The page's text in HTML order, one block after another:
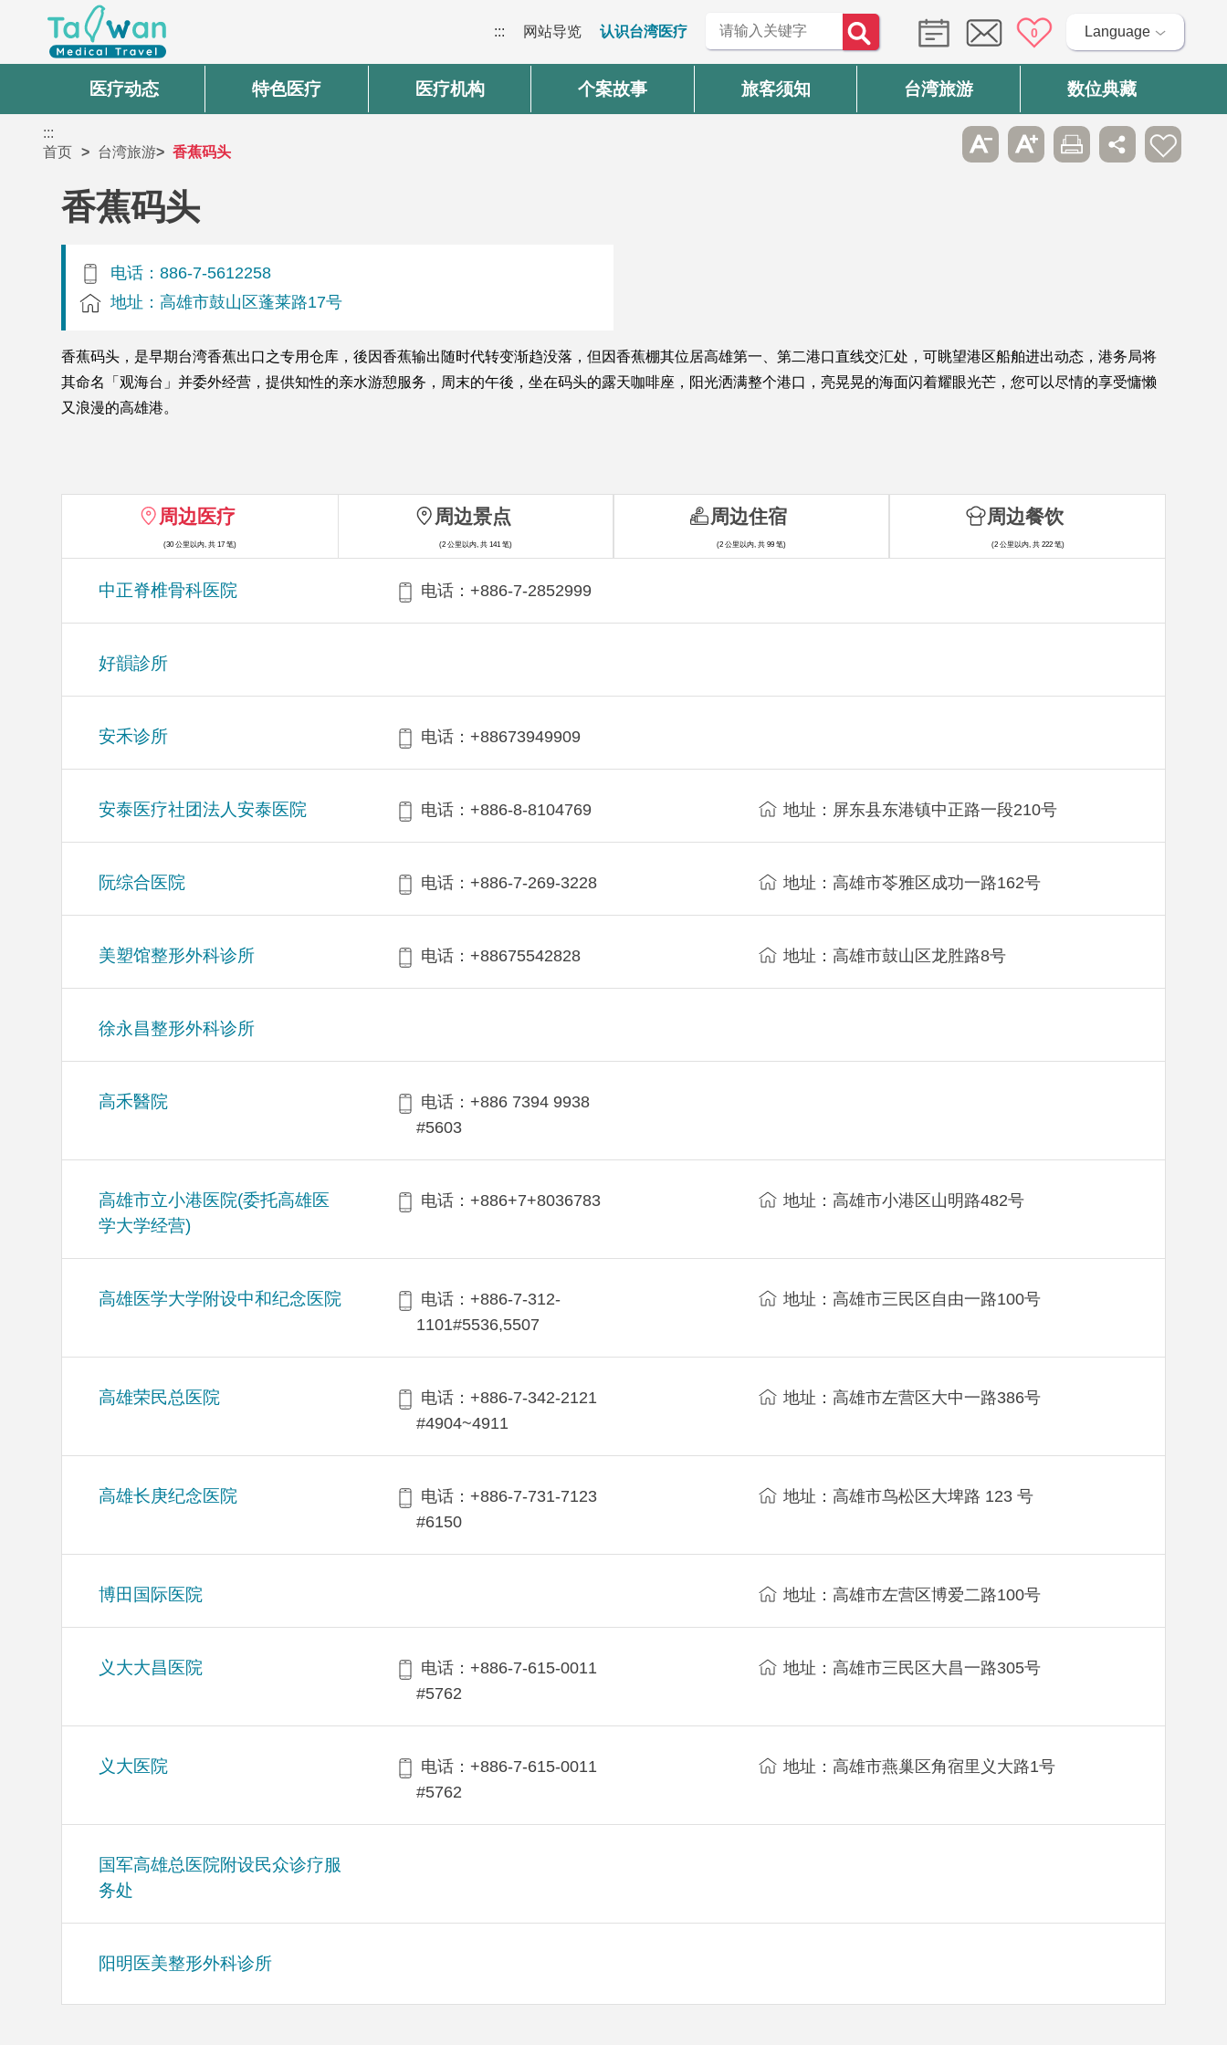
::: 网站导览 认识台湾医疗 0 Language
医疗动态 特色医疗 医疗机构 个案故事 旅客须知 台湾旅游 数位典藏
:::
首页
台湾旅游 香蕉码头
香蕉码头
电话：886-7-5612258
地址：高雄市鼓山区蓬莱路17号
香蕉码头，是早期台湾香蕉出口之专用仓库，後因香蕉输出随时代转变渐趋没落，但因香蕉棚其位居高雄第一、第二港口直线交汇处，可眺望港区船舶进出动态，港务局将
其命名「观海台」并委外经营，提供知性的亲水游憩服务，周末的午後，坐在码头的露天咖啡座，阳光洒满整个港口，亮晃晃的海面闪着耀眼光芒，您可以尽情的享受慵懒
又浪漫的高雄港。
周边医疗
(30 公里以内, 共 17 笔)
中正脊椎骨科医院 电话：+886-7-2852999
好韻診所
安禾诊所 电话：+88673949909
安泰医疗社团法人安泰医院 电话：+886-8-8104769 地址：屏东县东港镇中正路一段210号
阮综合医院 电话：+886-7-269-3228 地址：高雄市苓雅区成功一路162号
美塑馆整形外科诊所 电话：+88675542828 地址：高雄市鼓山区龙胜路8号
徐永昌整形外科诊所
高禾醫院
电话：+886 7394 9938
#5603
高雄市立小港医院(委托高雄医
学大学经营)
电话：+886+7+8036783 地址：高雄市小港区山明路482号
高雄医学大学附设中和纪念医院
电话：+886-7-312-
1101#5536,5507
地址：高雄市三民区自由一路100号
高雄荣民总医院
电话：+886-7-342-2121
#4904~4911
地址：高雄市左营区大中一路386号
高雄长庚纪念医院
电话：+886-7-731-7123
#6150
地址：高雄市鸟松区大埤路 123 号
博田国际医院 地址：高雄市左营区博爱二路100号
义大大昌医院
电话：+886-7-615-0011
#5762
地址：高雄市三民区大昌一路305号
义大医院
电话：+886-7-615-0011
#5762
地址：高雄市燕巢区角宿里义大路1号
国军高雄总医院附设民众诊疗服
务处
阳明医美整形外科诊所
周边景点
(2 公里以内, 共 141 笔)
周边住宿
(2 公里以内, 共 99 笔)
周边餐饮
(2 公里以内, 共 222 笔)